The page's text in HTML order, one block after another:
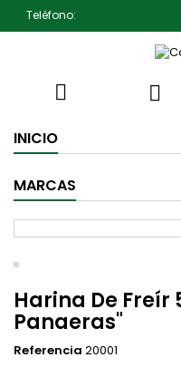
Teléfono:
 
INICIO
MARCAS
Harina De Freír
Panaeras"
Referencia 20001